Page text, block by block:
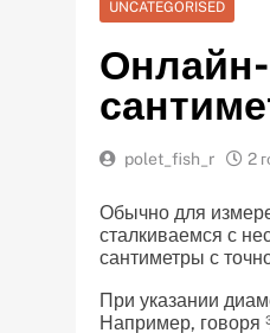
UNCATEGORISED
polet_fish_r 2
Обычно для
сталкиваемся с
сантиметры с
При указании
Например, говоря